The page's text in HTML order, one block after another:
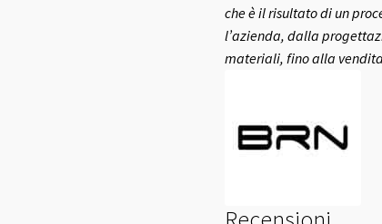
che è il risultato di un
l’azienda, dalla
materiali, fino alla